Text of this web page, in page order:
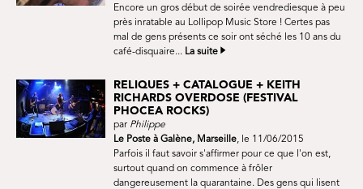
Encore un gros début de soirée vendrediesque à peu
près inratable au Lollipop Music Store ! Certes pas
mal de gens présents ce soir ont séché les 10 ans du
café-disquaire... La suite
RELIQUES + CATALOGUE + KEITH
RICHARDS OVERDOSE (FESTIVAL
PHOCEA ROCKS)
par Philippe
Le Poste à Galène, Marseille, le 11/06/2015
Parfois il faut savoir s'affirmer pour ce que l'on est,
surtout quand on commence à frôler
dangereusement la quarantaine. Des gens qui lisent